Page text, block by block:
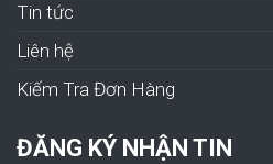
Tin tức
Liên hệ
Kiếm Tra Đơn Hàng
ĐĂNG KÝ NHẬN TIN